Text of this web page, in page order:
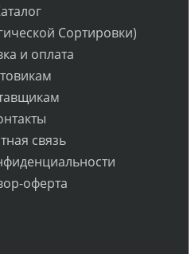
Сортировки)
и оплата
связь
оферта